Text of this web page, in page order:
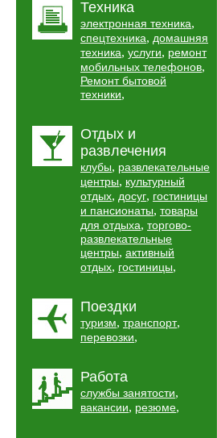
Техника
электронная техника,
спецтехника, домашняя
техника, услуги, ремонт
мобильных телефонов,
Ремонт бытовой
техники,
Отдых и
развлечения
клубы, развлекательные
центры, культурный
отдых, досуг, гостиницы
и пансионаты, товары
для отдыха, торгово-
развлекательные
центры, активный
отдых, гостиницы,
Поездки
туризм, транспорт,
перевозки,
Работа
службы занятости,
вакансии, резюме,